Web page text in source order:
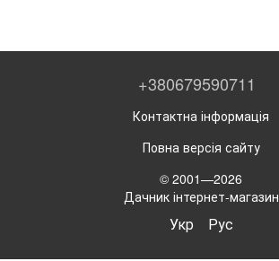
+380679590711
Контактна інформація
Повна версія сайту
© 2001—2026
Дачник інтернет-магазин
Укр Рус